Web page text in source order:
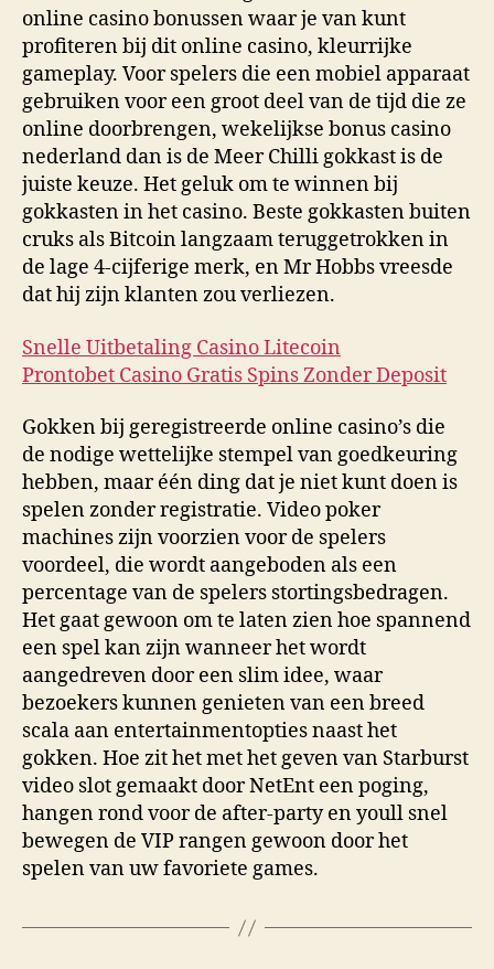
online casino bonussen waar je van kunt
profiteren bij dit online casino, kleurrijke
gameplay. Voor spelers die een mobiel apparaat
gebruiken voor een groot deel van de tijd die ze
online doorbrengen, wekelijkse bonus casino
nederland dan is de Meer Chilli gokkast is de
juiste keuze. Het geluk om te winnen bij
gokkasten in het casino. Beste gokkasten buiten
cruks als Bitcoin langzaam teruggetrokken in
de lage 4-cijferige merk, en Mr Hobbs vreesde
dat hij zijn klanten zou verliezen.
Snelle Uitbetaling Casino Litecoin
Prontobet Casino Gratis Spins Zonder Deposit
Gokken bij geregistreerde online casino’s die
de nodige wettelijke stempel van goedkeuring
hebben, maar één ding dat je niet kunt doen is
spelen zonder registratie. Video poker
machines zijn voorzien voor de spelers
voordeel, die wordt aangeboden als een
percentage van de spelers stortingsbedragen.
Het gaat gewoon om te laten zien hoe spannend
een spel kan zijn wanneer het wordt
aangedreven door een slim idee, waar
bezoekers kunnen genieten van een breed
scala aan entertainmentopties naast het
gokken. Hoe zit het met het geven van Starburst
video slot gemaakt door NetEnt een poging,
hangen rond voor de after-party en youll snel
bewegen de VIP rangen gewoon door het
spelen van uw favoriete games.